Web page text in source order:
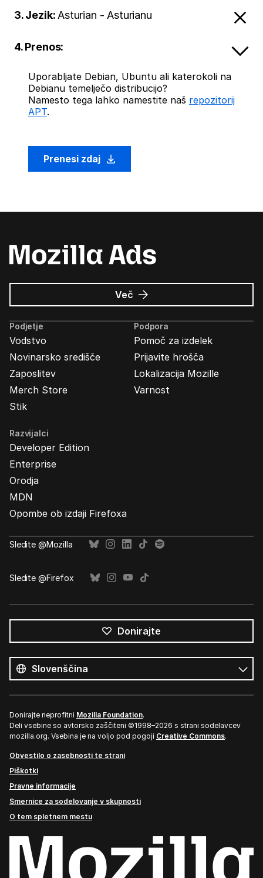
3. Jezik: Asturian - Asturianu
4. Prenos:
Uporabljate Debian, Ubuntu ali katerokoli na
Debianu temelječo distribucijo?
Namesto tega lahko namestite naš repozitorij
APT.
Prenesi zdaj
Več o
Oglasi
Mozilla
Podjetje
Vodstvo
Novinarsko središče
Zaposlitev
Merch Store
Stik
Podpora
Pomoč za izdelek
Prijavite hrošča
Lokalizacija Mozille
Varnost
Razvijalci
Developer Edition
Enterprise
Orodja
MDN
Opombe ob izdaji Firefoxa
Sledite @Mozilla
Sledite @Firefox
Donirajte
jeziki
Jezik
Donirajte neprofitni Mozilla Foundation.
Deli vsebine so avtorsko zaščiteni ©1998–2026 s strani sodelavcev
mozilla.org. Vsebina je na voljo pod pogoji Creative Commons.
Obvestilo o zasebnosti te strani
Piškotki
Pravne informacije
Smernice za sodelovanje v skupnosti
O tem spletnem mestu